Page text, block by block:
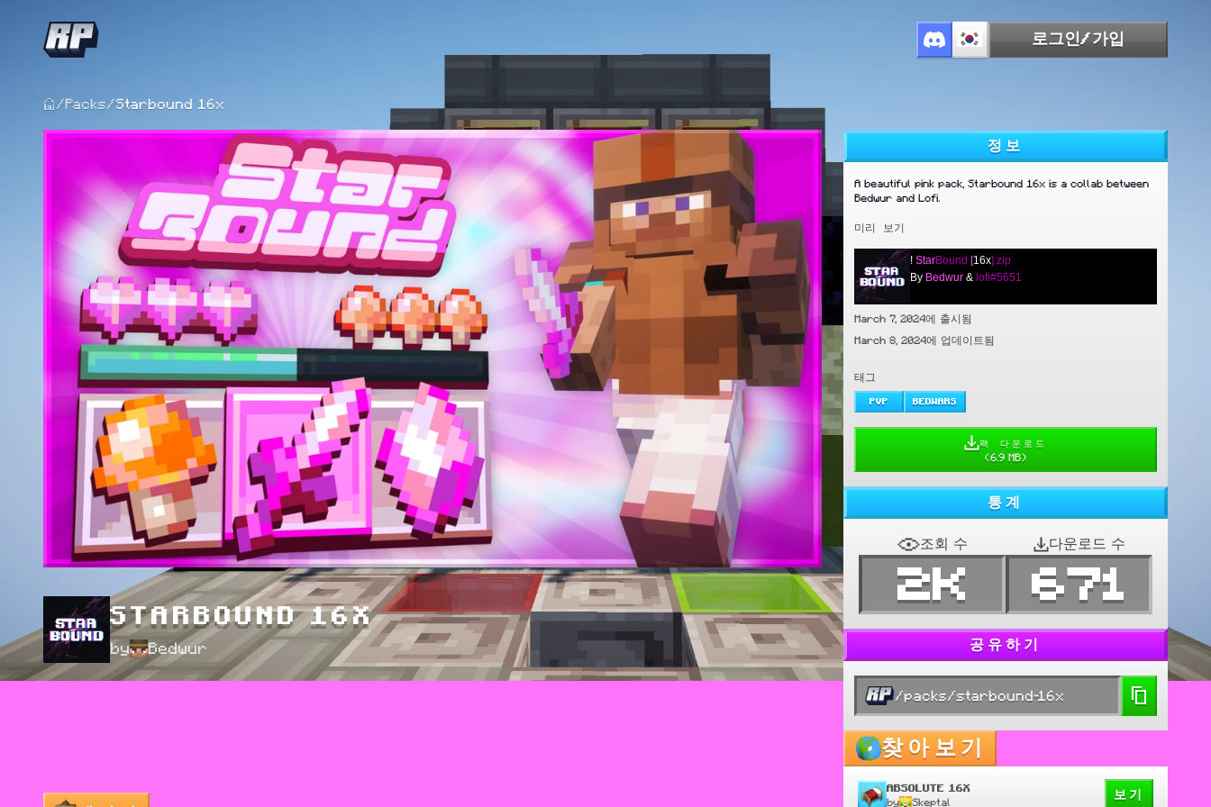
로그인/가입
/ Packs/Starbound 16x
STARBOUND 16X
by Bedwur
정보
A beautiful pink pack, Starbound 16x is a collab between
Bedwur and Lofi.
미리 보기
! StarBound [16x].zip
By Bedwur & lofi#5651
March 7, 2024에 출시됨
March 8, 2024에 업데이트됨
태그
PVP BEDWARS
팩 다운로드
(6.9 MB)
통계
조회 수
2K
다운로드 수
671
공유하기
/packs/starbound-16x
찾아보기
ABSOLUTE 16X
by Skeptal
보기